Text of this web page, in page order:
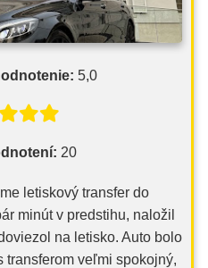
5,0
20
letiskový transfer do
minút v predstihu, naložil
na letisko. Auto bolo
transferom veľmi spokojný,